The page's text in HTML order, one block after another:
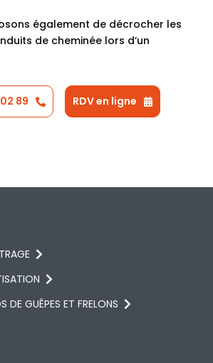
également de décrocher les
de cheminée lors d’un
89 RDV en ligne
DE GUÊPES ET FRELONS